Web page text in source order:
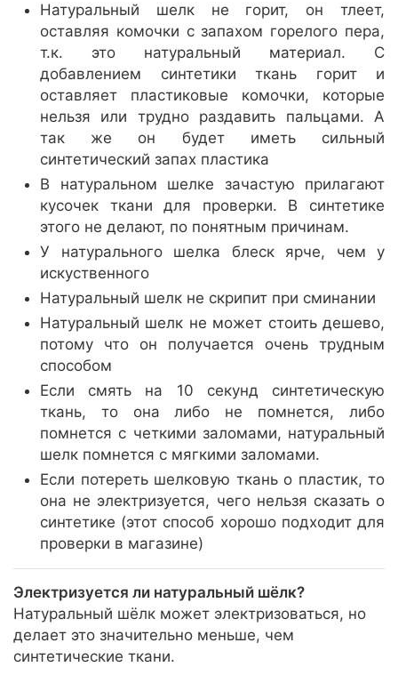
Натуральный шелк не горит, он тлеет,
оставляя комочки с запахом горелого пера,
т.к. это натуральный материал. С
добавлением синтетики ткань горит и
оставляет пластиковые комочки, которые
нельзя или трудно раздавить пальцами. А
так же он будет иметь сильный
синтетический запах пластика
В натуральном шелке зачастую прилагают
кусочек ткани для проверки. В синтетике
этого не делают, по понятным причинам.
У натурального шелка блеск ярче, чем у
искуственного
Натуральный шелк не скрипит при сминании
Натуральный шелк не может стоить дешево,
потому что он получается очень трудным
способом
Если смять на 10 секунд синтетическую
ткань, то она либо не помнется, либо
помнется с четкими заломами, натуральный
шелк помнется с мягкими заломами.
Если потереть шелковую ткань о пластик, то
она не электризуется, чего нельзя сказать о
синтетике (этот способ хорошо подходит для
проверки в магазине)
Электризуется ли натуральный шёлк?
Натуральный шёлк может электризоваться, но
делает это значительно меньше, чем
синтетические ткани.